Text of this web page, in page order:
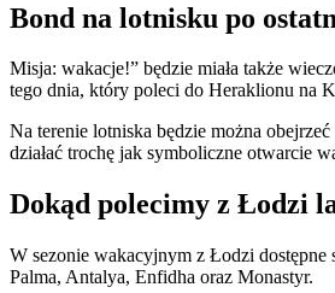
Bond na lotnisku po
Misja: wakacje!” będzie miała także
tego dnia, który poleci do Heraklionu na
Na terenie lotniska będzie można
działać trochę jak symboliczne otwarcie
Dokąd polecimy z Łodzi
W sezonie wakacyjnym z Łodzi
Palma, Antalya, Enfidha oraz Monastyr.